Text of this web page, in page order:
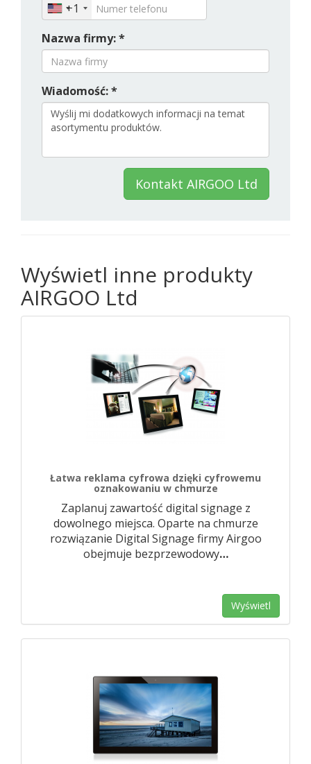
+1
Nazwa firmy: *
Wiadomość: *
Kontakt AIRGOO Ltd
Wyświetl inne produkty
AIRGOO Ltd
Łatwa reklama cyfrowa dzięki cyfrowemu
oznakowaniu w chmurze
Zaplanuj zawartość digital signage z
dowolnego miejsca. Oparte na chmurze
rozwiązanie Digital Signage firmy Airgoo
obejmuje bezprzewodowy…
Wyświetl